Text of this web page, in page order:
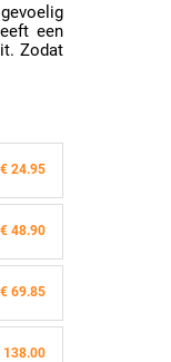
een
Zodat
€ 24.95
€ 48.90
€ 69.85
138.00